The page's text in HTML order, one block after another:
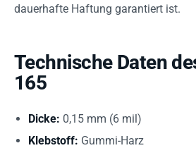
dauerhafte Haftung garantiert ist.
Technische Daten
165
Dicke: 0,15 mm (6 mil)
Klebstoff: Gummi-Harz